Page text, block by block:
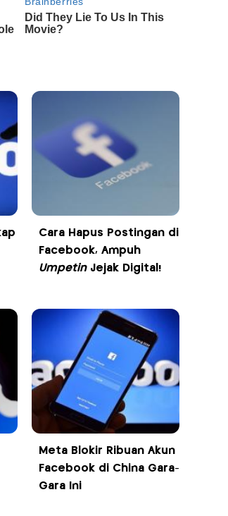
Cara Hapus Postingan di
Facebook, Ampuh
UmpetinJejak Digital!
Meta Blokir Ribuan Akun
Facebook di China Gara-
Gara Ini